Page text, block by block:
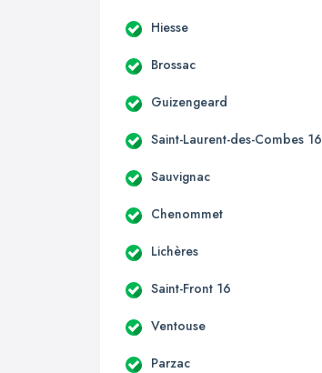
Hiesse
Brossac
Guizengeard
Saint-Laurent-des-Combes 16
Sauvignac
Chenommet
Lichères
Saint-Front 16
Ventouse
Parzac